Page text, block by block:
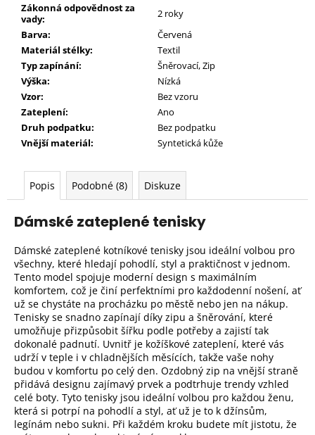
Zákonná odpovědnost za
vady:
2 roky
Barva:
Červená
Materiál stélky:
Textil
Typ zapínání:
Šněrovací,Zip
Výška:
Nízká
Vzor:
Bez vzoru
Zateplení:
Ano
Druh podpatku:
Bez podpatku
Vnější materiál:
Syntetická kůže
Popis Podobné (8) Diskuze
Dámské zateplené tenisky
Dámské zateplené kotníkové tenisky jsou ideální volbou pro
všechny, které hledají pohodlí, styl a praktičnost v jednom.
Tento model spojuje moderní design s maximálním
komfortem, což je činí perfektními pro každodenní nošení, ať
už se chystáte na procházku po městě nebo jen na nákup.
Tenisky se snadno zapínají díky zipu a šněrování, které
umožňuje přizpůsobit šířku podle potřeby a zajistí tak
dokonalé padnutí. Uvnitř je kožíškové zateplení, které vás
udrží v teple i v chladnějších měsících, takže vaše nohy
budou v komfortu po celý den. Ozdobný zip na vnější straně
přidává designu zajímavý prvek a podtrhuje trendy vzhled
celé boty. Tyto tenisky jsou ideální volbou pro každou ženu,
která si potrpí na pohodlí a styl, ať už je to k džínsům,
legínám nebo sukni. Při každém kroku budete mít jistotu, že